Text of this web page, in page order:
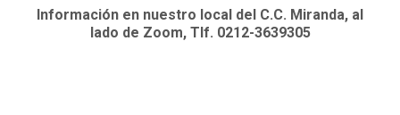
Información en nuestro local del C.C. Miranda, al
lado de Zoom, Tlf. 0212-3639305